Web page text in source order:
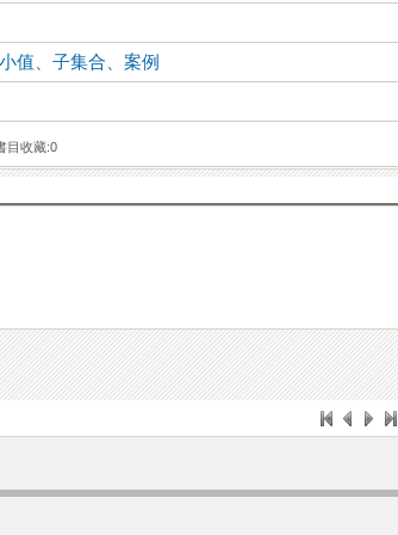
值 、子集合 、案例
目收藏:0